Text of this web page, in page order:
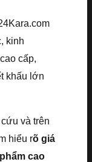
kinh
cấp,
khấu lớn
và trên
hiểu rõ giá
cao